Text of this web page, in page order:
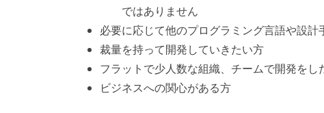
ではありません
必要に応じて他のプログラミング言語や設
裁量を持って開発していきたい方
フラットで少人数な組織、チームで開発をし
ビジネスへの関心がある方